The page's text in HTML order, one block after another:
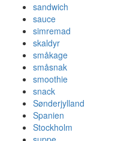
sandwich
sauce
simremad
skaldyr
småkage
småsnak
smoothie
snack
Sønderjylland
Spanien
Stockholm